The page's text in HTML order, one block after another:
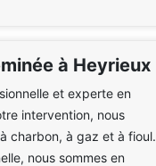
à Heyrieux
et experte en
intervention, nous
charbon, à gaz et à fioul.
nous sommes en